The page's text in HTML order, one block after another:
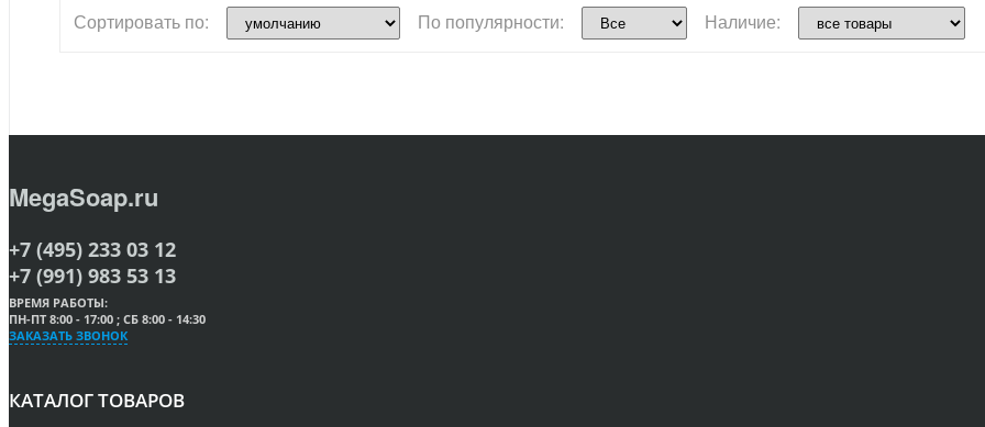
Сортировать по: По популярности: Наличие:
MegaSoap.ru
+7 (495) 233 03 12
+7 (991) 983 53 13
ВРЕМЯ РАБОТЫ:
ПН-ПТ 8:00 - 17:00 ; СБ 8:00 - 14:30
ЗАКАЗАТЬ ЗВОНОК
КАТАЛОГ ТОВАРОВ